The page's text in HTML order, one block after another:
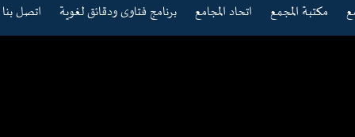
مكتبة المجمع اتحاد المجامع برنامج فتاوى ودقائق لغوية اتصل بنا